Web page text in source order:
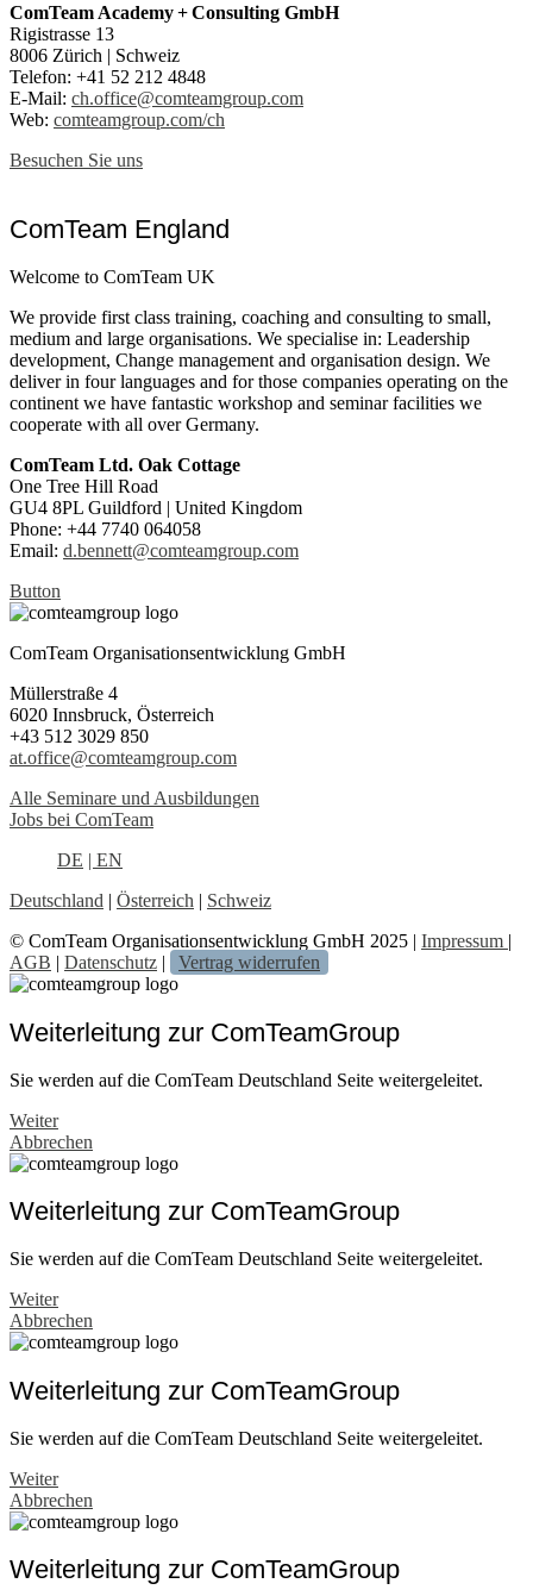
ComTeam Academy + Consulting GmbH
Rigistrasse 13
8006 Zürich | Schweiz
Telefon: +41 52 212 4848
E-Mail: ch.office@comteamgroup.com
Web: comteamgroup.com/ch
Besuchen Sie uns
ComTeam England
Welcome to ComTeam UK
We provide first class training, coaching and consulting to small,
medium and large organisations. We specialise in: Leadership
development, Change management and organisation design. We
deliver in four languages and for those companies operating on the
continent we have fantastic workshop and seminar facilities we
cooperate with all over Germany.
ComTeam Ltd. Oak Cottage
One Tree Hill Road
GU4 8PL Guildford | United Kingdom
Phone: +44 7740 064058
Email: d.bennett@comteamgroup.com
Button
ComTeam Organisationsentwicklung GmbH
Müllerstraße 4
6020 Innsbruck, Österreich
+43 512 3029 850
at.office@comteamgroup.com
Alle Seminare und Ausbildungen
Jobs bei ComTeam
DE | EN
Deutschland | Österreich | Schweiz
© ComTeam Organisationsentwicklung GmbH 2025 | Impressum |
AGB | Datenschutz | Vertrag widerrufen
Weiterleitung zur ComTeamGroup
Sie werden auf die ComTeam Deutschland Seite weitergeleitet.
Weiter
Abbrechen
Weiterleitung zur ComTeamGroup
Sie werden auf die ComTeam Deutschland Seite weitergeleitet.
Weiter
Abbrechen
Weiterleitung zur ComTeamGroup
Sie werden auf die ComTeam Deutschland Seite weitergeleitet.
Weiter
Abbrechen
Weiterleitung zur ComTeamGroup